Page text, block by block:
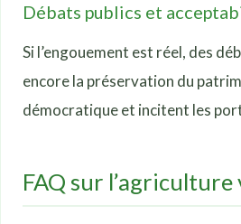
Débats publics et
Si l’engouement est réel, des
encore la préservation du
démocratique et incitent les
FAQ sur